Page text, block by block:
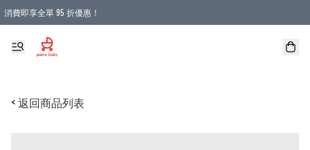
消費即享全單 95 折優惠！
購物滿 HKD 900.00即享免運費優惠！（適用於 本地送貨、本地取貨 )
< 返回商品列表